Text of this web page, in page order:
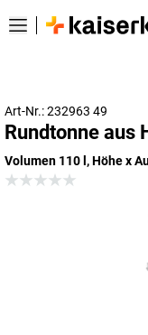
Art-Nr.: 232963 49
Rundtonne aus
Volumen 110 l, Höhe x